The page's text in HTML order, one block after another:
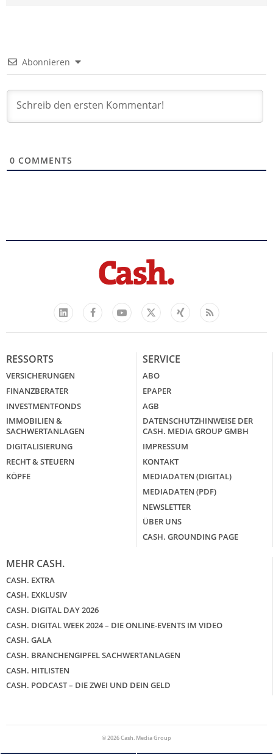
Abonnieren
0 COMMENTS
LinkedIn
FacebookYouTube
X
Xing Feed
RESSORTS
VERSICHERUNGEN
FINANZBERATER
INVESTMENTFONDS
IMMOBILIEN &
SACHWERTANLAGEN
DIGITALISIERUNG
RECHT & STEUERN
KÖPFE
SERVICE
ABO
EPAPER
AGB
DATENSCHUTZHINWEISE DER
CASH. MEDIA GROUP GMBH
IMPRESSUM
KONTAKT
MEDIADATEN (DIGITAL)
MEDIADATEN (PDF)
NEWSLETTER
ÜBER UNS
CASH. GROUNDING PAGE
MEHR CASH.
CASH. EXTRA
CASH. EXKLUSIV
CASH. DIGITAL DAY 2026
CASH. DIGITAL WEEK 2024 – DIE ONLINE-EVENTS IM VIDEO
CASH. GALA
CASH. BRANCHENGIPFEL SACHWERTANLAGEN
CASH. HITLISTEN
CASH. PODCAST – DIE ZWEI UND DEIN GELD
© 2026 Cash. Media Group